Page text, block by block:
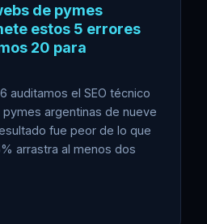
de pymes
estos 5 errores
20 para
auditamos el SEO técnico
argentinas de nueve
fue peor de lo que
arrastra al menos dos